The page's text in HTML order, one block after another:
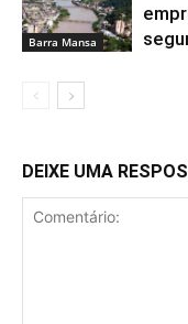
Barra Mansa
DEIXE UMA